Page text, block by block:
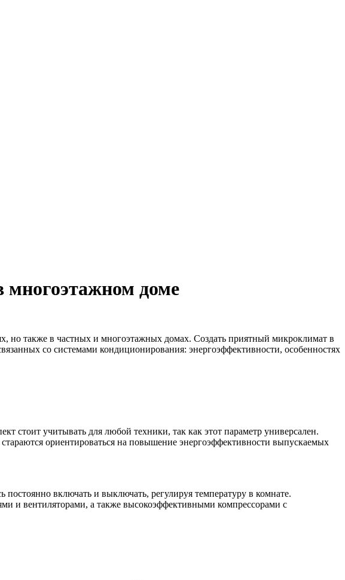
доме
но также в частных и многоэтажных домах. Создать приятный микроклимат в
со системами кондиционирования: энергоэффективности, особенностях
стоит учитывать для любой техники, так как этот параметр универсален.
ориентироваться на повышение энергоэффективности выпускаемых
включать и выключать, регулируя температуру в комнате.
и вентиляторами, а также высокоэффективными компрессорами с